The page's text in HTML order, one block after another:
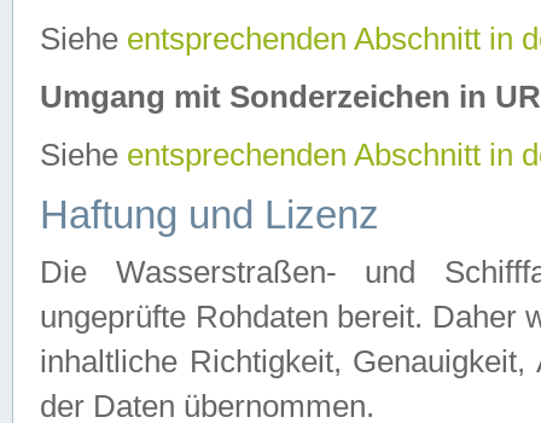
Siehe entsprechenden Abschnitt in
Umgang mit Sonderzeichen in
Siehe entsprechenden Abschnitt in
Haftung und Lizenz
Die Wasserstraßen- und
ungeprüfte Rohdaten bereit. Daher
inhaltliche Richtigkeit,
der Daten übernommen.